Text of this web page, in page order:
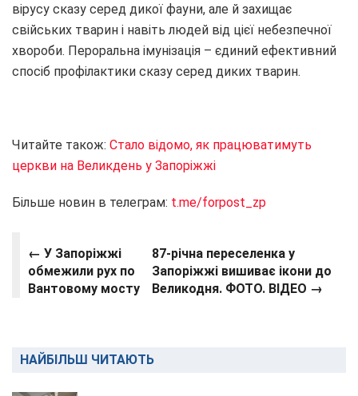
вірусу сказу серед дикої фауни, але й захищає
свійських тварин і навіть людей від цієї небезпечної
хвороби. Пероральна імунізація – єдиний ефективний
спосіб профілактики сказу серед диких тварин.
Читайте також: Стало відомо, як працюватимуть
церкви на Великдень у Запоріжжі
Більше новин в телеграм: t.me/forpost_zp
← У Запоріжжі
обмежили рух по
Вантовому мосту
87-річна переселенка у
Запоріжжі вишиває ікони до
Великодня. ФОТО. ВІДЕО →
НАЙБІЛЬШ ЧИТАЮТЬ